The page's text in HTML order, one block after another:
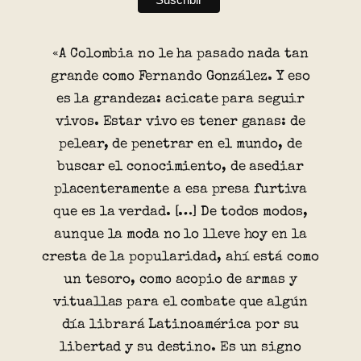
«A Colombia no le ha pasado nada tan
grande como Fernando González. Y eso
es la grandeza: acicate para seguir
vivos. Estar vivo es tener ganas: de
pelear, de penetrar en el mundo, de
buscar el conocimiento, de asediar
placenteramente a esa presa furtiva
que es la verdad. […] De todos modos,
aunque la moda no lo lleve hoy en la
cresta de la popularidad, ahí está como
un tesoro, como acopio de armas y
vituallas para el combate que algún
día librará Latinoamérica por su
libertad y su destino. Es un signo